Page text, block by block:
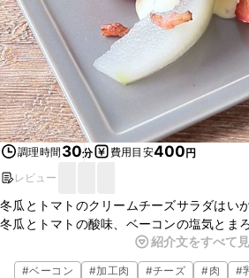
調理時間 30分 費用目安400円
レビュー
冬瓜とトマトのクリームチーズサラダはい
冬瓜とトマトの酸味、ベーコンの塩気とま
ソースが合わさり、とってもおいしいです
サラダにも合うので、ぜひ試してみてくだ
紹介文をすべて
#ベーコン #加工肉 #チーズ #肉 #